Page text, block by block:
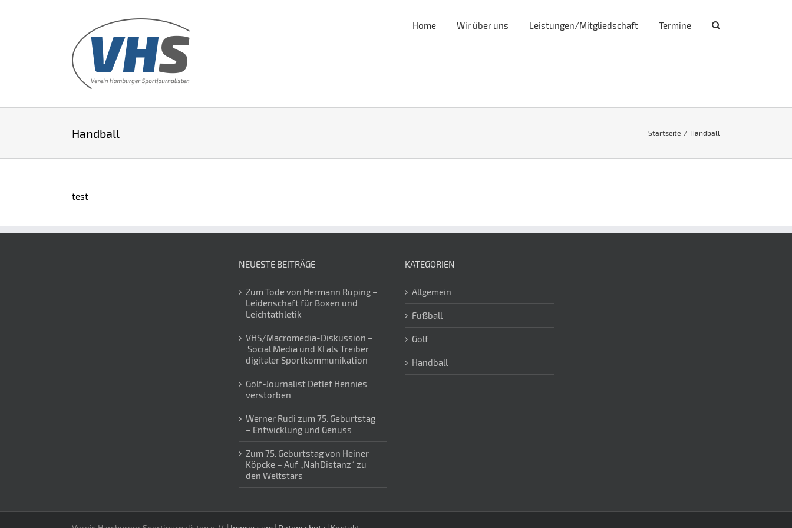
Home Wir über uns Leistungen/Mitgliedschaft Termine
Handball Startseite / Handball
test
NEUESTE BEITRÄGE
Zum Tode von Hermann Rüping –
Leidenschaft für Boxen und
Leichtathletik
VHS/Macromedia-Diskussion –
Social Media und KI als Treiber
digitaler Sportkommunikation
Golf-Journalist Detlef Hennies
verstorben
Werner Rudi zum 75. Geburtstag
– Entwicklung und Genuss
Zum 75. Geburtstag von Heiner
Köpcke – Auf „NahDistanz“ zu
den Weltstars
KATEGORIEN
Allgemein
Fußball
Golf
Handball